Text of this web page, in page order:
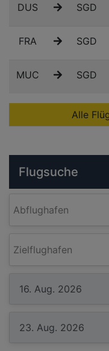
DUS SGD
FRA SGD
MUC SGD
Alle
Flugsuche
Abflughafen
Zielflughafen